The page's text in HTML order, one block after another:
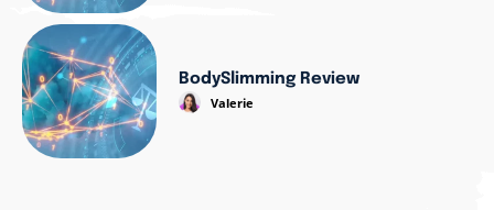
BodySlimming Review
Valerie